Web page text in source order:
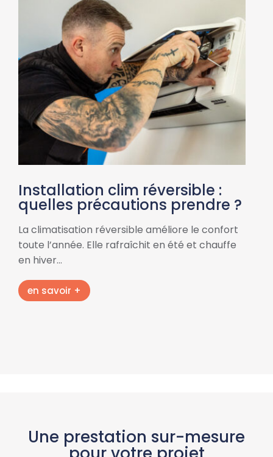
Installation clim réversible :
quelles précautions prendre ?
La climatisation réversible améliore le confort
toute l’année. Elle rafraîchit en été et chauffe
en hiver…
en savoir +
Une prestation sur-mesure